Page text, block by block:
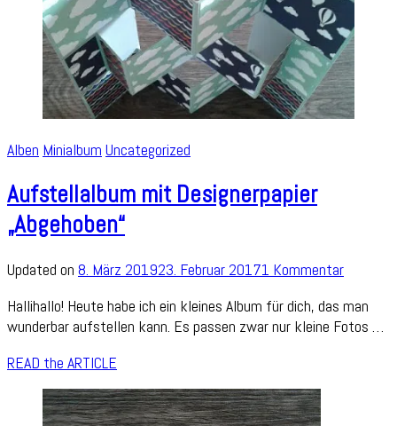
Alben Minialbum Uncategorized
Aufstellalbum mit Designerpapier
„Abgehoben“
Updated on 8. März 201923. Februar 20171 Kommentarzu
mit
Hallihallo! Heute habe ich ein kleines Album für dich, das man
wunderbar aufstellen kann. Es passen zwar nur kleine Fotos …
READ the ARTICLE